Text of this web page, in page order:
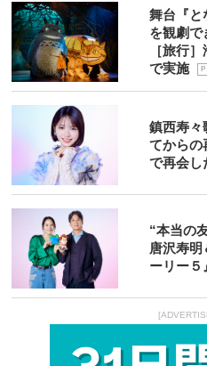
舞台『と
を観劇
［旅行
で実施
P
鎮西寿々
てから
で再会し
“本当の
唐沢寿明
ーリー５